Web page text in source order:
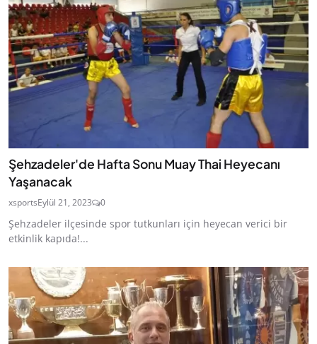
Şehzadeler'de Hafta Sonu Muay Thai Heyecanı
Yaşanacak
xsportsEylül 21, 2023 0
Şehzadeler ilçesinde spor tutkunları için heyecan verici bir
etkinlik kapıda!...